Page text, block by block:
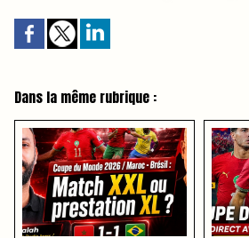
Dans la même rubrique :